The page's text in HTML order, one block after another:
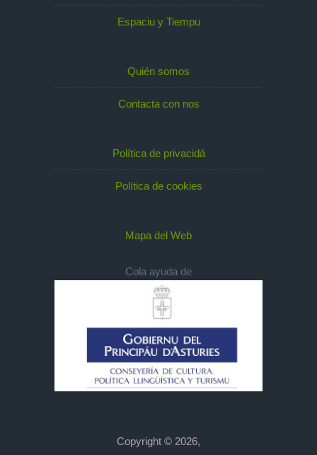
Espaciu y Tiempu
Quién somos
Contacta con nos
Política de privacidá
Política de cookies
Mapa del Web
Cola ayuda de
Copyright © 2026,